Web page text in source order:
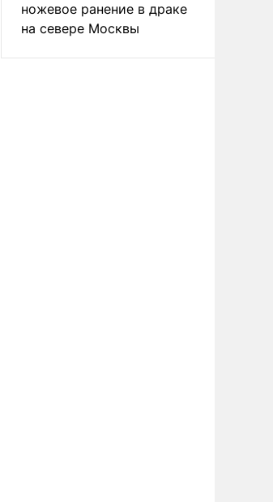
ножевое ранение в драке
на севере Москвы